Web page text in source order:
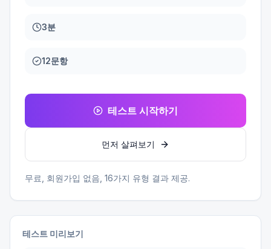
3분
12문항
테스트 시작하기
먼저 살펴보기
무료, 회원가입 없음, 16가지 유형 결과 제공.
테스트 미리보기